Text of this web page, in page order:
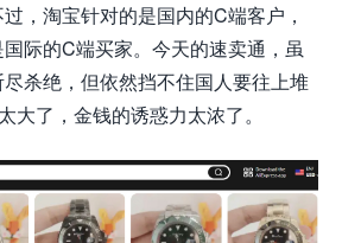
，淘宝针对的是国内的C端客户，
际的C端买家。今天的速卖通，虽
杀绝，但依然挡不住国人要往上堆
大了，金钱的诱惑力太浓了。